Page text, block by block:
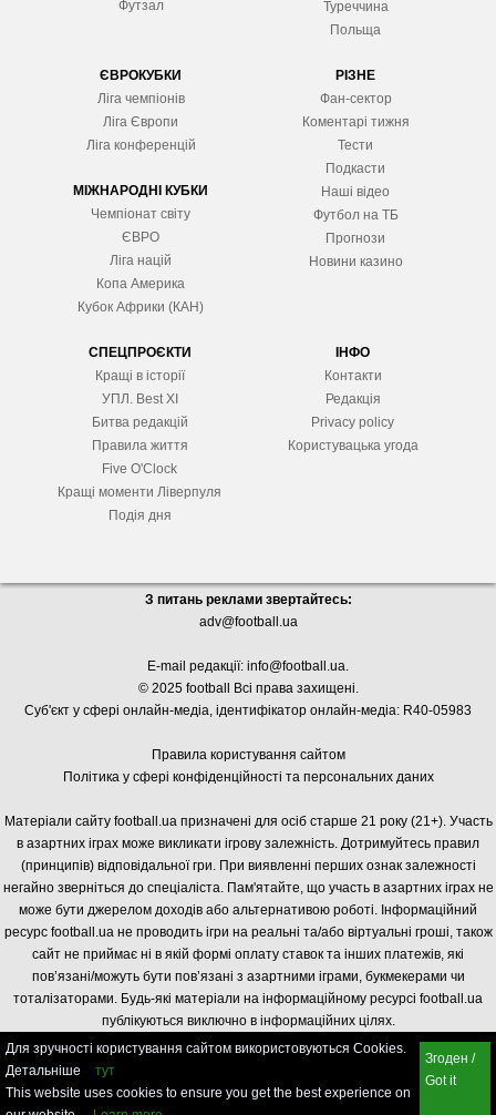
Футзал
Туреччина
Польща
ЄВРОКУБКИ
Ліга чемпіонів
Ліга Європи
Ліга конференцій
МІЖНАРОДНІ КУБКИ
Чемпіонат світу
ЄВРО
Ліга націй
Копа Америка
Кубок Африки (КАН)
РІЗНЕ
Фан-сектор
Коментарі тижня
Тести
Подкасти
Наші відео
Футбол на ТБ
Прогнози
Новини казино
СПЕЦПРОЄКТИ
Кращі в історії
УПЛ. Best XІ
Битва редакцій
Правила життя
Five O'Clock
Кращі моменти Ліверпуля
Подія дня
ІНФО
Контакти
Редакція
Privacy policy
Користувацька угода
З питань реклами звертайтесь:
adv@football.ua
E-mail редакції: info@football.ua.
© 2025 football Всі права захищені.
Суб'єкт у сфері онлайн-медіа, ідентифікатор онлайн-медіа: R40-05983
Правила користування сайтом
Політика у сфері конфіденційності та персональних даних
Матеріали сайту football.ua призначені для осіб старше 21 року (21+). Участь
в азартних іграх може викликати ігрову залежність. Дотримуйтесь правил
(принципів) відповідальної гри. При виявленні перших ознак залежності
негайно зверніться до спеціаліста. Пам'ятайте, що участь в азартних іграх не
може бути джерелом доходів або альтернативою роботі. Інформаційний
ресурс football.ua не проводить ігри на реальні та/або віртуальні гроші, також
сайт не приймає ні в якій формі оплату ставок та інших платежів, які
пов’язані/можуть бути пов’язані з азартними іграми, букмекерами чи
тоталізаторами. Будь-які матеріали на інформаційному ресурсі football.ua
публікуються виключно в інформаційних цілях.
Для зручності користування сайтом використовуються Cookies.
Детальніше
тут
This website uses cookies to ensure you get the best experience on
Згоден /
Got it